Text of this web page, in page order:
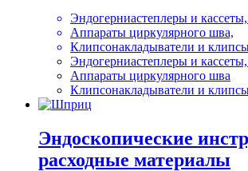
Эндогерниастеплеры и
Аппараты циркулярного шва,
Клипсонакладыватели и
Эндогерниастеплеры и
Аппараты циркулярного шва
Клипсонакладыватели и
Эндоскопические
расходные материалы